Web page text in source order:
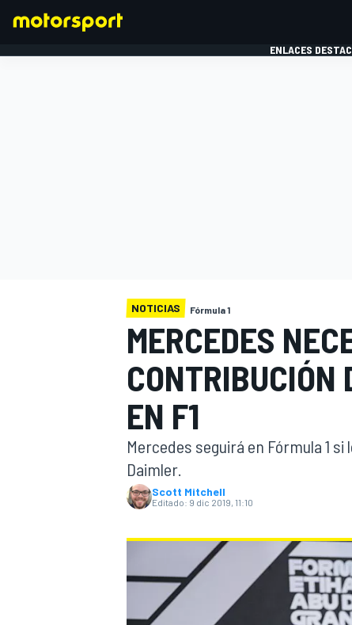
ENLACES
NOTICIAS Fórmula 1
MERCEDES
CONTRIBUCIÓN
EN F1
Mercedes seguirá en Fórmula 1
Daimler.
Scott Mitchell
Editado: 9 dic 2019, 11:10